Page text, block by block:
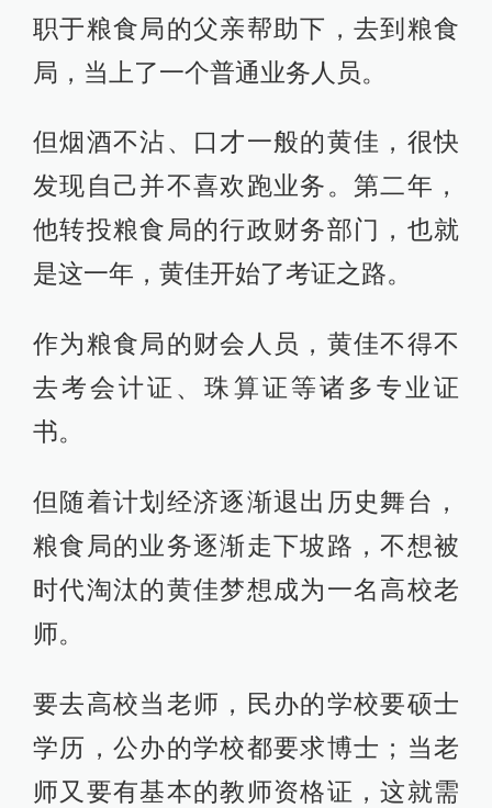
职于粮食局的父亲帮助下，去到粮食
局，当上了一个普通业务人员。
但烟酒不沾、口才一般的黄佳，很快
发现自己并不喜欢跑业务。第二年，
他转投粮食局的行政财务部门，也就
是这一年，黄佳开始了考证之路。
作为粮食局的财会人员，黄佳不得不
去考会计证、珠算证等诸多专业证
书。
但随着计划经济逐渐退出历史舞台，
粮食局的业务逐渐走下坡路，不想被
时代淘汰的黄佳梦想成为一名高校老
师。
要去高校当老师，民办的学校要硕士
学历，公办的学校都要求博士；当老
师又要有基本的教师资格证，这就需